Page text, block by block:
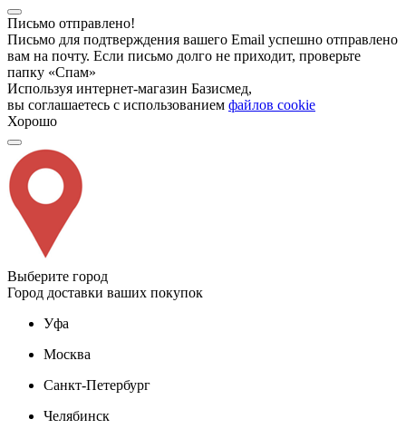
Письмо отправлено!
Письмо для подтверждения вашего Email успешно отправлено
вам на почту. Если письмо долго не приходит, проверьте
папку «Спам»
Используя интернет-магазин Базисмед,
вы соглашаетесь с использованием файлов cookie
Хорошо
Выберите город
Город доставки ваших покупок
Уфа
Москва
Санкт-Петербург
Челябинск